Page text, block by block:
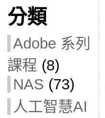
分類
Adobe 系列
課程 (8)
NAS (73)
人工智慧AI